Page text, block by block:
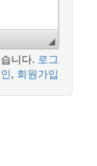
니다. 로그
인 , 회원가입